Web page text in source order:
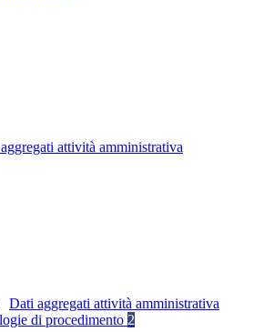
attività amministrativa
Dati aggregati attività amministrativa
di procedimento 2